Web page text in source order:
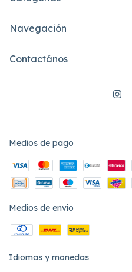
Navegación
Contactános
Medios de pago
Medios de envío
Idiomas y monedas